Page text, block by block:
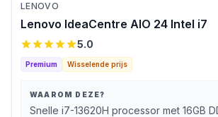
LENOVO
Lenovo IdeaCentre AIO 24 Intel i7
5.0
Premium Wisselende prijs
WAAROM DEZE?
Snelle i7-13620H processor met 16GB